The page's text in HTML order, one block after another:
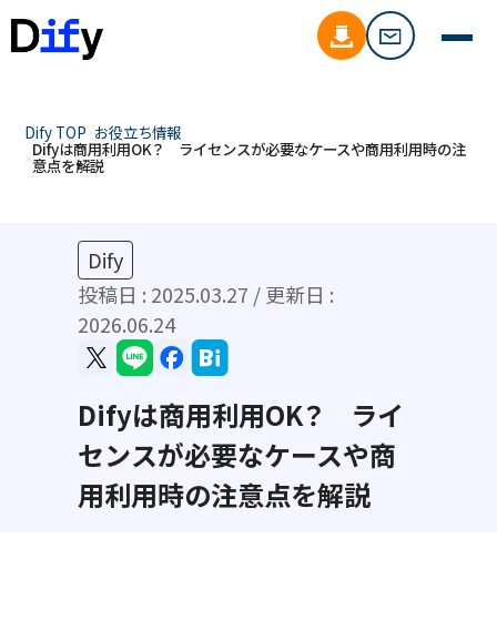
Dify TOP お役立ち情報
Difyは商用利用OK？ ライセンスが必要なケースや商用利用時の注
意点を解説
Dify
投稿日 : 2025.03.27 / 更新日 :
2026.06.24
Difyは商用利用OK？ ライ
センスが必要なケースや商
用利用時の注意点を解説